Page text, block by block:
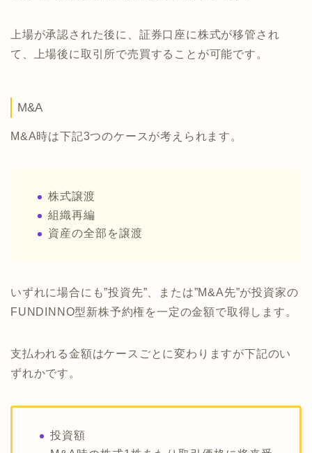
上場が承認された後に、証券口座に株式が移管され
て、上場後に取引所で売買することが可能です。
M&A
M&A時は下記3つのケースが考えられます。
株式譲渡
組織再編
資産の全部を譲渡
いずれに場合にも”投資先”、または”M&A先”が投資家の
FUNDINNO型新株予約権を一定の金額で取得します。
支払われる金額はケースごとに変わりますが下記のい
ずれかです。
投資額